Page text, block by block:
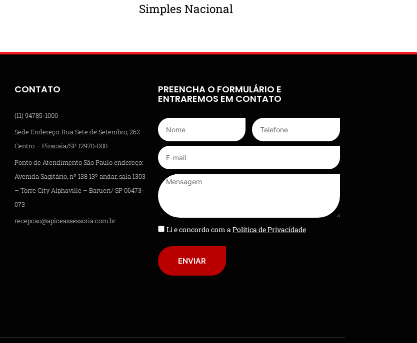
Simples Nacional
CONTATO
(11) 94785-1000
Sede Endereço: Rua Sete de Setembro, 262
Centro – Piracaia/SP 12970-000
Ponto de Atendimento São Paulo endereço:
Avenida Sagitário, nº 138 13º andar, sala 1303
– Torre City Alphaville – Barueri/ SP 06473-
073
recepcao@apiceassessoria.com.br
PREENCHA O FORMULÁRIO E
ENTRAREMOS EM CONTATO
Li e concordo com aPolítica de Privacidade
ENVIAR